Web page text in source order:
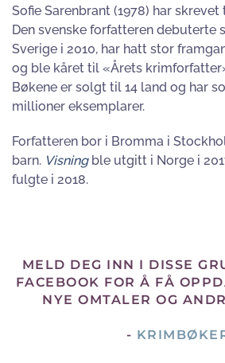
Sofie Sarenbrant (1978) har
Den svenske forfatteren debuterte
Sverige i 2010, har hatt stor
og ble kåret til «Årets
Bøkene er solgt til 14 land og har
millioner eksemplarer.
Forfatteren bor i Bromma i
barn. Visningble utgitt i Norge i
fulgte i 2018.
MELD DEG INN I DISSE
FACEBOOK FOR Å FÅ
NYE OMTALER OG
-